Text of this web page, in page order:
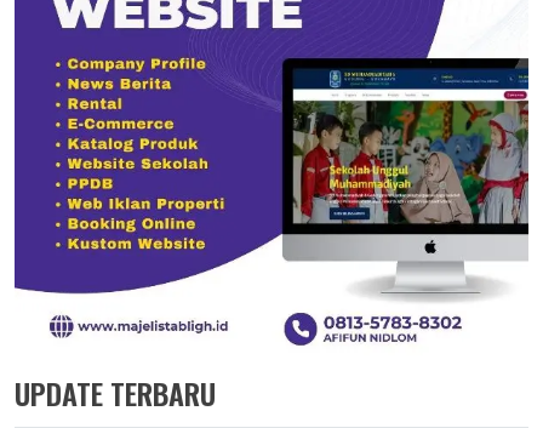
UPDATE TERBARU